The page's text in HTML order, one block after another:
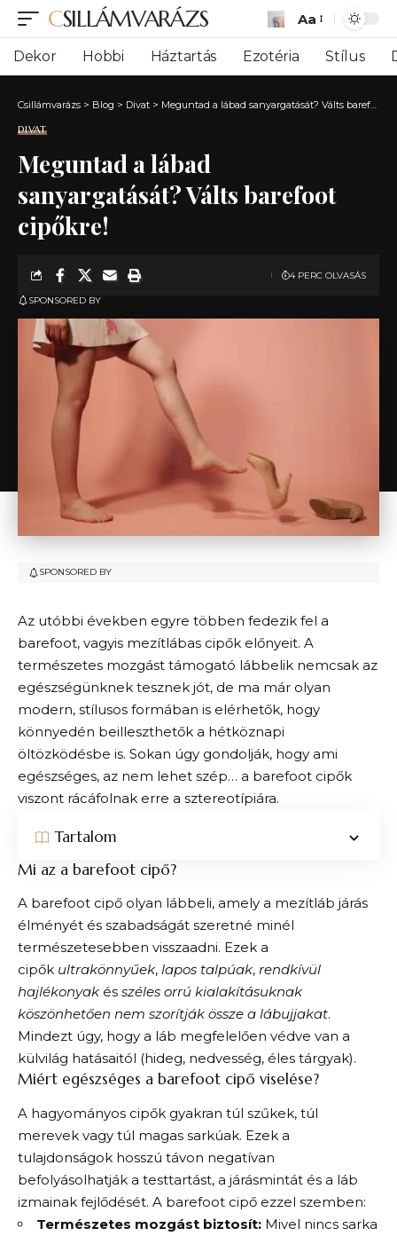
CSILLÁMVARÁZS
Font
Resizer
Aa
Dekor Hobbi Háztartás Ezotéria Stílus
Csillámvarázs > Blog > Divat > Meguntad a lábad sanyargatását? Válts barefoot cipőkre!
DIVAT
Meguntad a lábad
sanyargatását? Válts barefoot
cipőkre!
SPONSORED BY
4 PERC OLVASÁS
SPONSORED BY
Az utóbbi években egyre többen fedezik fel a
barefoot, vagyis mezítlábas cipők előnyeit. A
természetes mozgást támogató lábbelik nemcsak az
egészségünknek tesznek jót, de ma már olyan
modern, stílusos formában is elérhetők, hogy
könnyedén beilleszthetők a hétköznapi
öltözködésbe is. Sokan úgy gondolják, hogy ami
egészséges, az nem lehet szép… a barefoot cipők
viszont rácáfolnak erre a sztereotípiára.
Tartalom
Mi az a barefoot cipő?
A barefoot cipő olyan lábbeli, amely a mezítláb járás
élményét és szabadságát szeretné minél
természetesebben visszaadni. Ezek a
cipők ultrakönnyűek, lapos talpúak, rendkívül
hajlékonyak és széles orrú kialakításuknak
köszönhetően nem szorítják össze a lábujjakat.
Mindezt úgy, hogy a láb megfelelően védve van a
külvilág hatásaitól (hideg, nedvesség, éles tárgyak).
Miért egészséges a barefoot cipő viselése?
A hagyományos cipők gyakran túl szűkek, túl
merevek vagy túl magas sarkúak. Ezek a
tulajdonságok hosszú távon negatívan
befolyásolhatják a testtartást, a járásmintát és a láb
izmainak fejlődését. A barefoot cipő ezzel szemben:
Természetes mozgást biztosít: Mivel nincs sarka